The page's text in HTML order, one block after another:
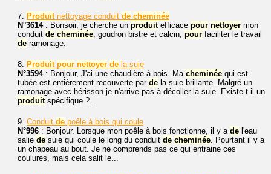
7. Produitnettoyage conduit de cheminée
N°3614: Bonsoir, je cherche un produitefficace pour nettoyer mon
conduit de cheminée, goudron bistre et calcin, pour faciliter le travail
de ramonage.
8. Produit pour nettoyer de la suie
N°3594: Bonjour, J'ai une chaudière à bois. Ma cheminée qui est
tubée est entièrement recouverte par de la suie brillante. Malgré un
ramonage avec hérisson je n'arrive pas à décoller la suie. Existe-t-il un
produitspécifique ?...
9. Conduit de poêle à bois qui coule
N°996 : Bonjour. Lorsque mon poêle à bois fonctionne, il y a de l'eau
salie de suie qui coule le long du conduit de cheminée. Pourtant il y a
un chapeau au bout. Je ne comprends pas ce qui entraine ces
coulures, mais cela salit le...